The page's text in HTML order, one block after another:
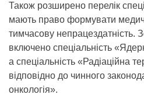
Також розширено перелік
мають право формувати
тимчасову непрацездатність.
включено спеціальність
а спеціальність «Радіаційна
відповідно до чинного
онкологія».